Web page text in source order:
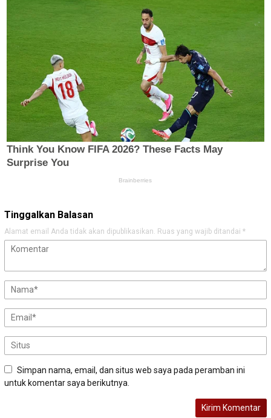
Tinggalkan Balasan
Alamat email Anda tidak akan dipublikasikan. Ruas yang wajib ditandai *
Simpan nama, email, dan situs web saya pada peramban ini
untuk komentar saya berikutnya.